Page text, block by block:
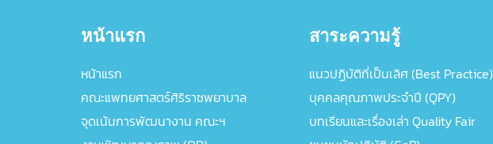
หน้าแรก
หน้าแรก
คณะแพทยศาสตร์ศิริราชพยาบาล
จุดเน้นการพัฒนางาน คณะฯ
สาระความรู้
แนวปฏิบัติที่เป็นเลิศ (Best Practice)
บุคคลคุณภาพประจำปี (QPY)
บทเรียนและเรื่องเล่า Quality Fair